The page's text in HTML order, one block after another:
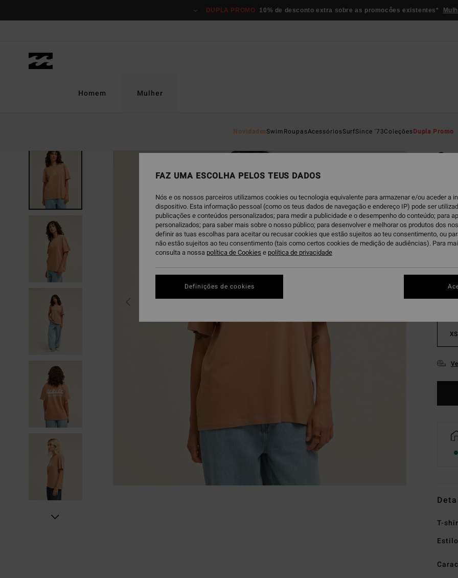
produto
DUPLA PROMO 10% de desconto extra sobre as promocôes existentes*
Homem Mulher
NovidadesSwimRoupasAcessóriosSurfSince '73ColeçõesDupla Promo
T-
ECO-
€
XS
T-
Estilo
FAZ UMA ESCOLHA PELOS TEUS DADOS
Nós e os nossos parceiros utilizamos cookies ou tecnologia equivalente para armazenar e/ou aceder a
dispositivo. Esta informação pessoal (como os teus dados de navegação e endereço IP) pode ser
publicações e conteúdos personalizados; para medir a publicidade e o desempenho do conteúdo; para
personalizados; para saber mais sobre o nosso público; para desenvolver e melhorar os produtos dos
definir as tuas escolhas para aceitar ou recusar cookies que estão sujeitos ao teu consentimento, ou
não estão sujeitos ao teu consentimento (tais como certos cookies de medição de audiências). Para
consulta a nossa política de Cookies e política de privacidade
Definições de cookies